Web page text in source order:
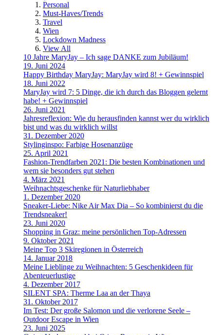
Personal
Must-Haves/Trends
Travel
Wien
Lockdown Madness
View All
10 Jahre MaryJay – Ich sage DANKE zum Jubiläum!
19. Juni 2024
Happy Birthday MaryJay: MaryJay wird 8! + Gewinnspiel
18. Juni 2022
MaryJay wird 7: 5 Dinge, die ich durch das Bloggen gelernt
habe! + Gewinnspiel
26. Juni 2021
Jahresreflexion: Wie du herausfinden kannst wer du wirklich
bist und was du wirklich willst
31. Dezember 2020
Stylinginspo: Farbige Hosenanzüge
25. April 2021
Fashion-Trendfarben 2021: Die besten Kombinationen und
wem sie besonders gut stehen
4. März 2021
Weihnachtsgeschenke für Naturliebhaber
1. Dezember 2020
Sneaker-Liebe: Nike Air Max Dia – So kombinierst du die
Trendsneaker!
23. Juni 2020
Shopping in Graz: meine persönlichen Top-Adressen
9. Oktober 2021
Meine Top 3 Skiregionen in Österreich
14. Januar 2018
Meine Lieblinge zu Weihnachten: 5 Geschenkideen für
Abenteuerlustige
4. Dezember 2017
SILENT SPA: Therme Laa an der Thaya
31. Oktober 2017
Im Test: Der große Salomon und die verlorene Seele –
Outdoor Escape in Wien
23. Juni 2025